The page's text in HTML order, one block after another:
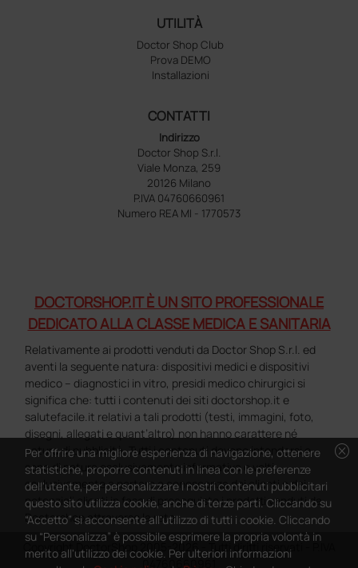
UTILITÀ
Doctor Shop Club
Prova DEMO
Installazioni
CONTATTI
Indirizzo
Doctor Shop S.r.l.
Viale Monza, 259
20126 Milano
P.IVA 04760660961
Numero REA MI - 1770573
DOCTORSHOP.IT È UN SITO PROFESSIONALE
DEDICATO ALLA CLASSE MEDICA E SANITARIA
Relativamente ai prodotti venduti da Doctor Shop S.r.l. ed
aventi la seguente natura: dispositivi medici e dispositivi
medico – diagnostici in vitro, presidi medico chirurgici si
significa che: tutti i contenuti dei siti doctorshop.it e
salutefacile.it relativi a tali prodotti (testi, immagini, foto,
disegni, allegati e quant’altro) non hanno carattere né
natura di pubblicità. Tutti i contenuti devono intendersi e
sono di natura esclusivamente informativa e volti
esclusivamente a portare a conoscenza dei clienti e dei
potenziali clienti in fase di preacquisto i prodotti venduti da
Doctorshop attraverso la rete.
Copyright DoctorShop 2005-2026 - Tutti diritti riservati - P.IVA
04760660961
cancel
Per offrire una migliore esperienza di navigazione, ottenere
statistiche, proporre contenuti in linea con le preferenze
dell'utente, per personalizzare i nostri contenuti pubblicitari
questo sito utilizza cookie, anche di terze parti. Cliccando su
“Accetto” si acconsente all'utilizzo di tutti i cookie. Cliccando
su “Personalizza” è possibile esprimere la propria volontà in
merito all'utilizzo dei cookie. Per ulteriori informazioni